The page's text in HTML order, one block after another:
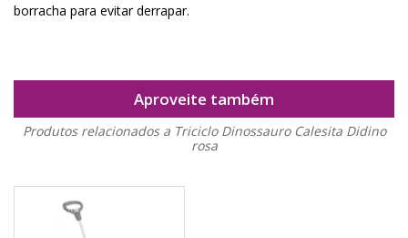
borracha para evitar derrapar.
Aproveite também
Produtos relacionados a Triciclo Dinossauro Calesita Didino
rosa